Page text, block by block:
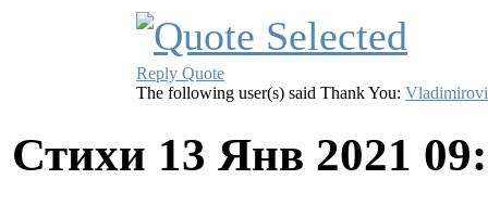
Reply Quote
The following user(s) said Thank You:
Стихи 13 Янв 2021